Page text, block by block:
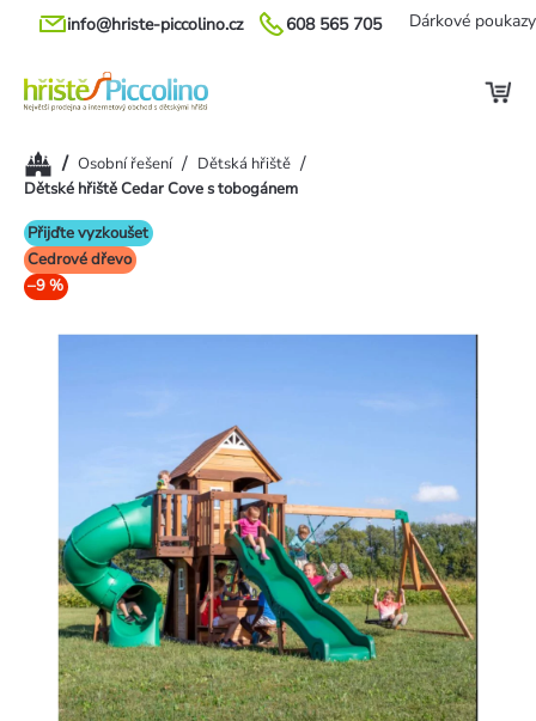
Přejít
608 565 705
info@hriste-piccolino.cz Dárkové poukazy
Domů/ Osobní řešení / Dětská hřiště /
Dětské hřiště Cedar Cove s tobogánem
Přijďte vyzkoušet
Cedrové dřevo
–9 %